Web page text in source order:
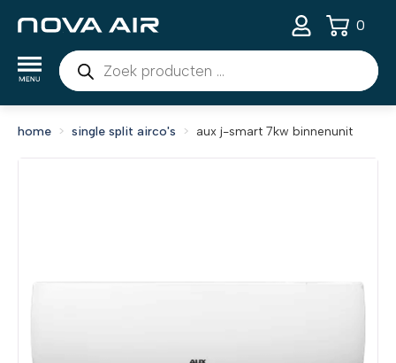
Producten
zoeken
0
home single split airco's aux j-smart 7kw binnenunit